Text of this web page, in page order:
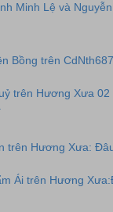
Minh Lệ và
Bồng trên
trên Hương Xưa 02
trên Hương Xưa:
Ái trên Hương